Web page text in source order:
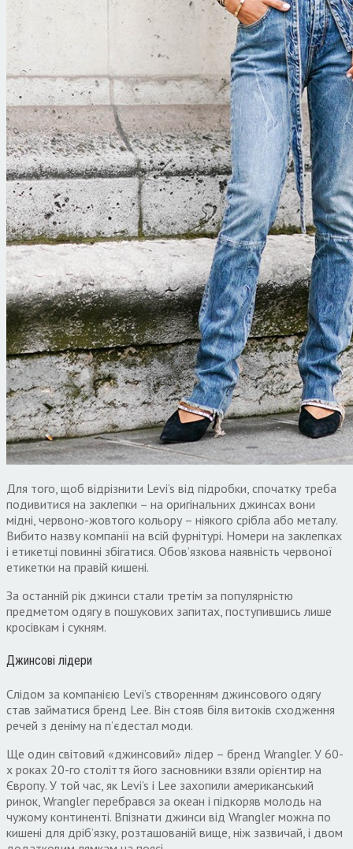
Для того, щоб відрізнити Levi’s від підробки, спочатку треба
подивитися на заклепки – на оригінальних джинсах вони
мідні, червоно-жовтого кольору – ніякого срібла або металу.
Вибито назву компанії на всій фурнітурі. Номери на заклепках
і етикетці повинні збігатися. Обов’язкова наявність червоної
етикетки на правій кишені.
За останній рік джинси стали третім за популярністю
предметом одягу в пошукових запитах, поступившись лише
кросівкам і сукням.
Джинсові лідери
Слідом за компанією Levi’s створенням джинсового одягу
став займатися бренд Lee. Він стояв біля витоків сходження
речей з деніму на п’єдестал моди.
Ще один світовий «джинсовий» лідер – бренд Wrangler. У 60-
х роках 20-го століття його засновники взяли орієнтир на
Європу. У той час, як Levi’s і Lee захопили американський
ринок, Wrangler перебрався за океан і підкоряв молодь на
чужому континенті. Впізнати джинси від Wrangler можна по
кишені для дріб’язку, розташованій вище, ніж зазвичай, і двом